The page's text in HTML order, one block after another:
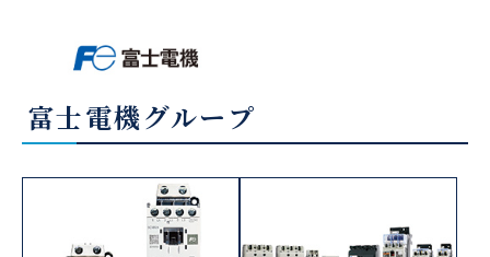
富士電機グループ